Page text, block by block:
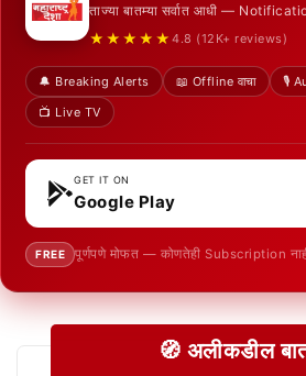
ताज्या बातम्या सर्वात आधी —
★★★★★ 4.8 (12K+ reviews)
🔔 Breaking Alerts 📖 Offline वाचा
🎙️
📺 Live TV
GET IT ON
Google Play
FREE पूर्णपणे मोफत — कोणतेही Subscription
🧭 अलीकडील